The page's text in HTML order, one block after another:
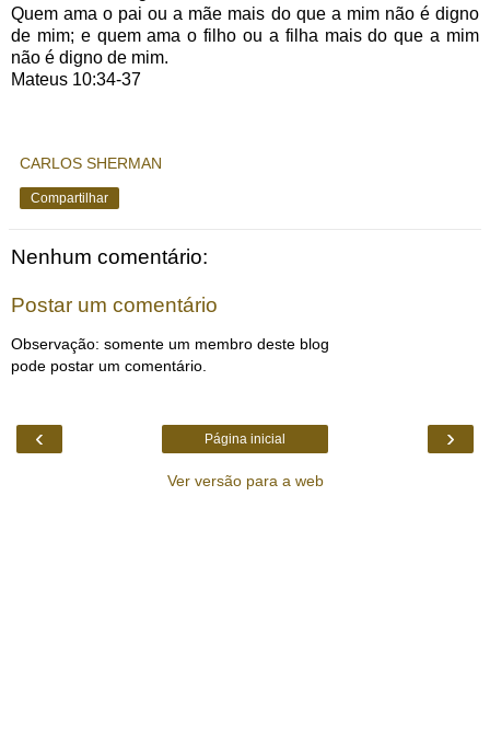
Quem ama o pai ou a mãe mais do que a mim não é digno
de mim; e quem ama o filho ou a filha mais do que a mim
não é digno de mim.
Mateus 10:34-37
CARLOS SHERMAN
Compartilhar
Nenhum comentário:
Postar um comentário
Observação: somente um membro deste blog
pode postar um comentário.
‹ ›
Página inicial
Ver versão para a web